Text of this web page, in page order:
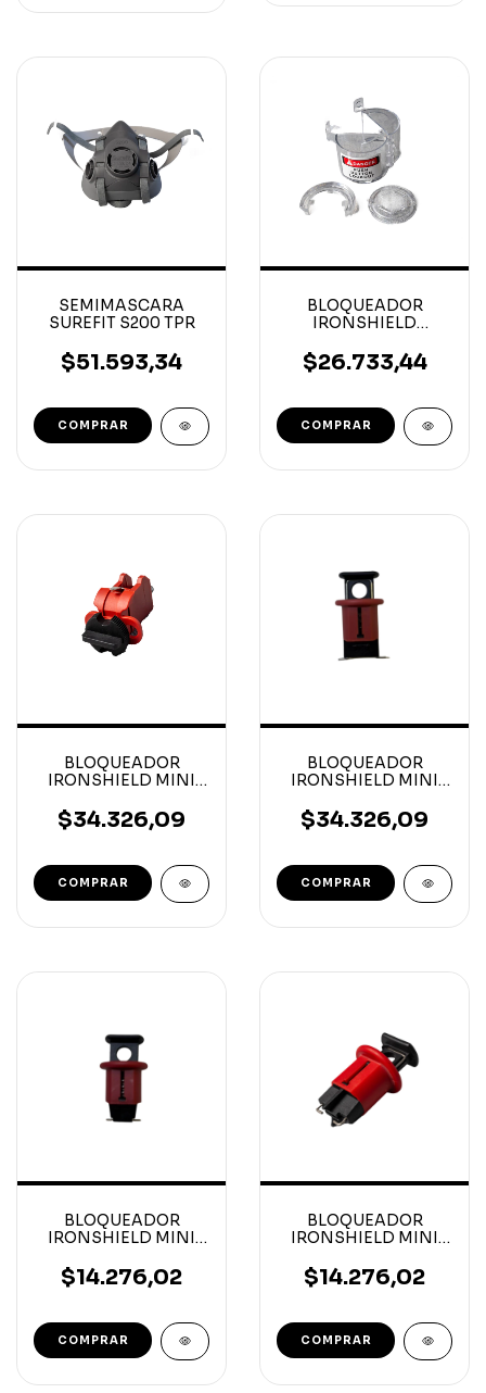
SEMIMASCARA
SUREFIT S200 TPR
$51.593,34
COMPRAR
BLOQUEADOR
IRONSHIELD
PULSADOR DE
EMERGENCIA 50 X
$26.733,44
BLOQUEADOR
IRONSHIELD MINI
TBLO
$34.326,09
BLOQUEADOR
IRONSHIELD MINI
POW
$34.326,09
BLOQUEADOR
IRONSHIELD MINI
POS
$14.276,02
BLOQUEADOR
IRONSHIELD MINI
PIS
$14.276,02